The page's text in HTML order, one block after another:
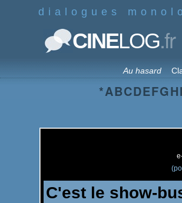
dialogues
CINELOG.fr
Au hasard
*ABCDEFGHI